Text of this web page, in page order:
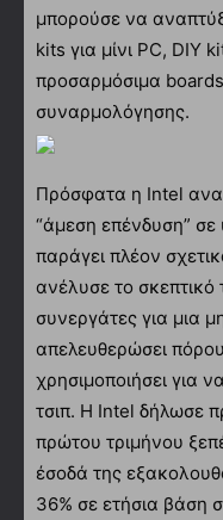
μπορούσε να
kits για μίνι PC, DIY
προσαρμόσιμα
συναρμολόγησης.
Πρόσφατα η Intel
“άμεση επένδυση” σε
παράγει πλέον
ανέλυσε το
συνεργάτες για μια
απελευθερώσει
χρησιμοποιήσει για
τσιπ. Η Intel δήλωσε
πρώτου τριμήνου
έσοδά της
36% σε ετήσια βάση